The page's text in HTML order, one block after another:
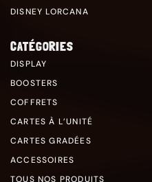
DISNEY LORCANA
CATÉGORIES
DISPLAY
BOOSTERS
COFFRETS
CARTES À L’UNITÉ
CARTES GRADÉES
ACCESSOIRES
TOUS NOS PRODUITS